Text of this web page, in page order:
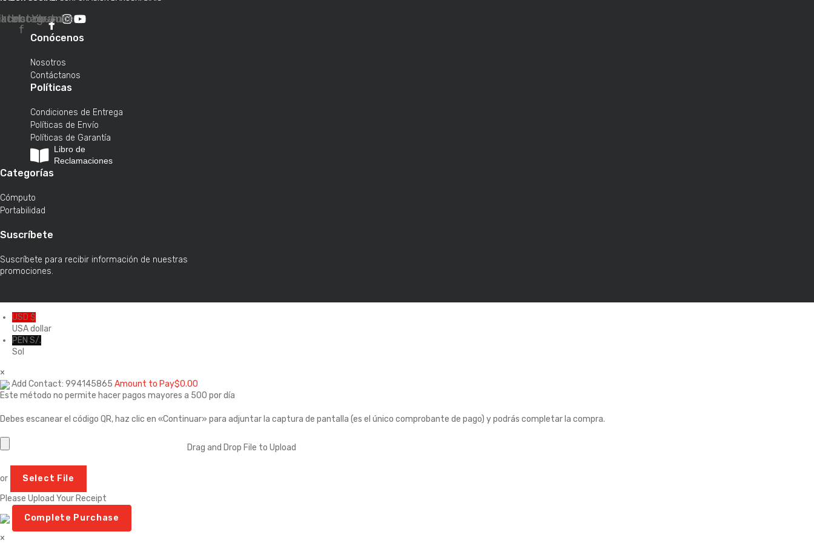
f
Instagram
Youtube
Conócenos
Nosotros
Contáctanos
Políticas
Condiciones de Entrega
Políticas de Envío
Políticas de Garantía
Libro de
Reclamaciones
Categorías
Cómputo
Portabilidad
Suscríbete
Suscríbete para recibir información de nuestras
promociones.
USD $
USA dollar
PEN S/.
Sol
×
Add Contact: 994145865 Amount to Pay$0.00
Este método no permite hacer pagos mayores a 500 por día
Debes escanear el código QR, haz clic en «Continuar» para adjuntar la captura de pantalla (es el único comprobante de pago) y podrás completar la compra.
Drag and Drop File to Upload
or
Select File
Please Upload Your Receipt
×